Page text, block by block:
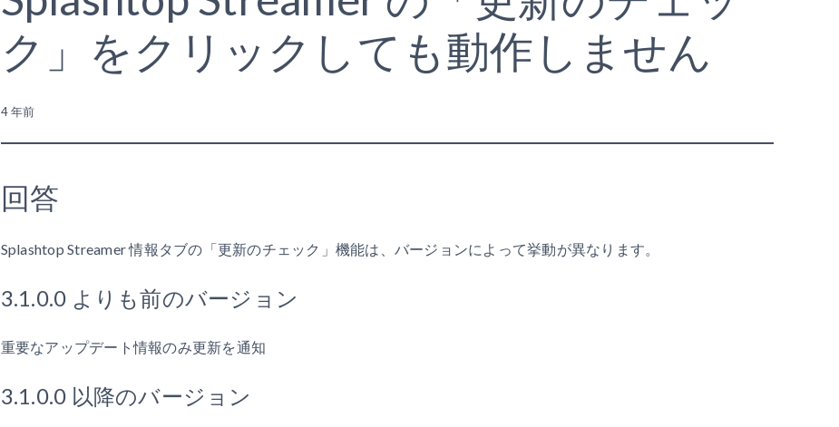
ク」をクリックしても動作しません
4 年前
回答
Splashtop Streamer 情報タブの「更新のチェック」機能は、バージョンによって挙動が異なります。
3.1.0.0 よりも前のバージョン
重要なアップデート情報のみ更新を通知
3.1.0.0 以降のバージョン